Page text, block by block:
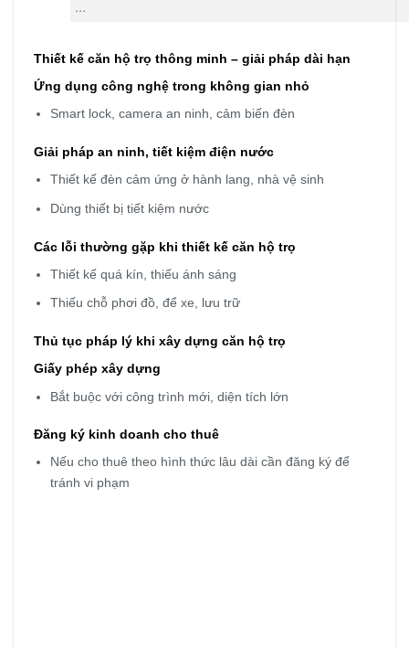
…
Thiết kế căn hộ trọ thông minh – giải pháp dài hạn
Ứng dụng công nghệ trong không gian nhỏ
Smart lock, camera an ninh, cảm biến đèn
Giải pháp an ninh, tiết kiệm điện nước
Thiết kế đèn cảm ứng ở hành lang, nhà vệ sinh
Dùng thiết bị tiết kiệm nước
Các lỗi thường gặp khi thiết kế căn hộ trọ
Thiết kế quá kín, thiếu ánh sáng
Thiếu chỗ phơi đồ, để xe, lưu trữ
Thủ tục pháp lý khi xây dựng căn hộ trọ
Giấy phép xây dựng
Bắt buộc với công trình mới, diện tích lớn
Đăng ký kinh doanh cho thuê
Nếu cho thuê theo hình thức lâu dài cần đăng ký để
tránh vi phạm